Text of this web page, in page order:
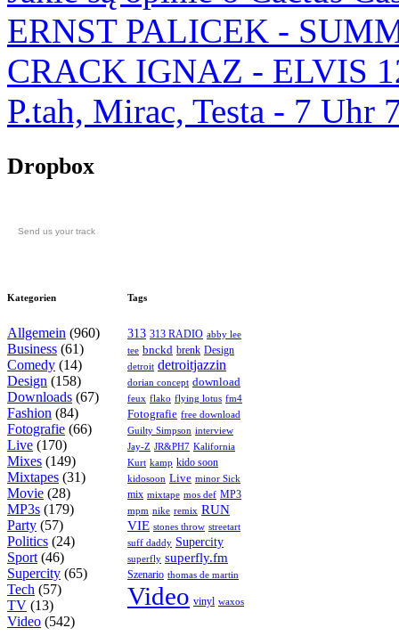
ERNST PALICEK -
CRACK IGNAZ - ELVIS
P.tah, Mirac, Testa - 7
Dropbox
Send us your track
Kategorien
Allgemein (960)
Business (61)
Comedy (14)
Design (158)
Downloads (67)
Fashion (84)
Fotografie (66)
Live (170)
Mixes (149)
Mixtapes (31)
Movie (28)
MP3s (179)
Party (57)
Politics (24)
Sport (46)
Supercity (65)
Tech (57)
TV (13)
Video (542)
Tags
313 313 RADIO abby lee
tee bnckd brenk Design
detroit detroitjazzin
dorian concept download
feux flako flying lotus fm4
Fotografie free download
Guilty Simpson interview
Jay-Z JR&PH7 Kalifornia
Kurt kamp kido soon
kidosoon Live minor Sick
mix mixtape mos def MP3
mpm nike remix RUN
VIE stones throw streetart
suff daddy Supercity
superfly superfly.fm
Szenario thomas de martin
Video vinyl waxos